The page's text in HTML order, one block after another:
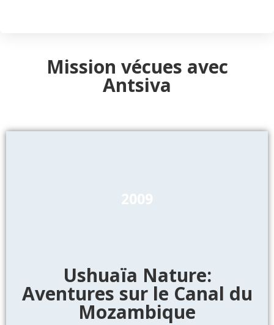
Mission vécues avec
Antsiva
2009
Ushuaïa Nature:
Aventures sur le Canal du
Mozambique